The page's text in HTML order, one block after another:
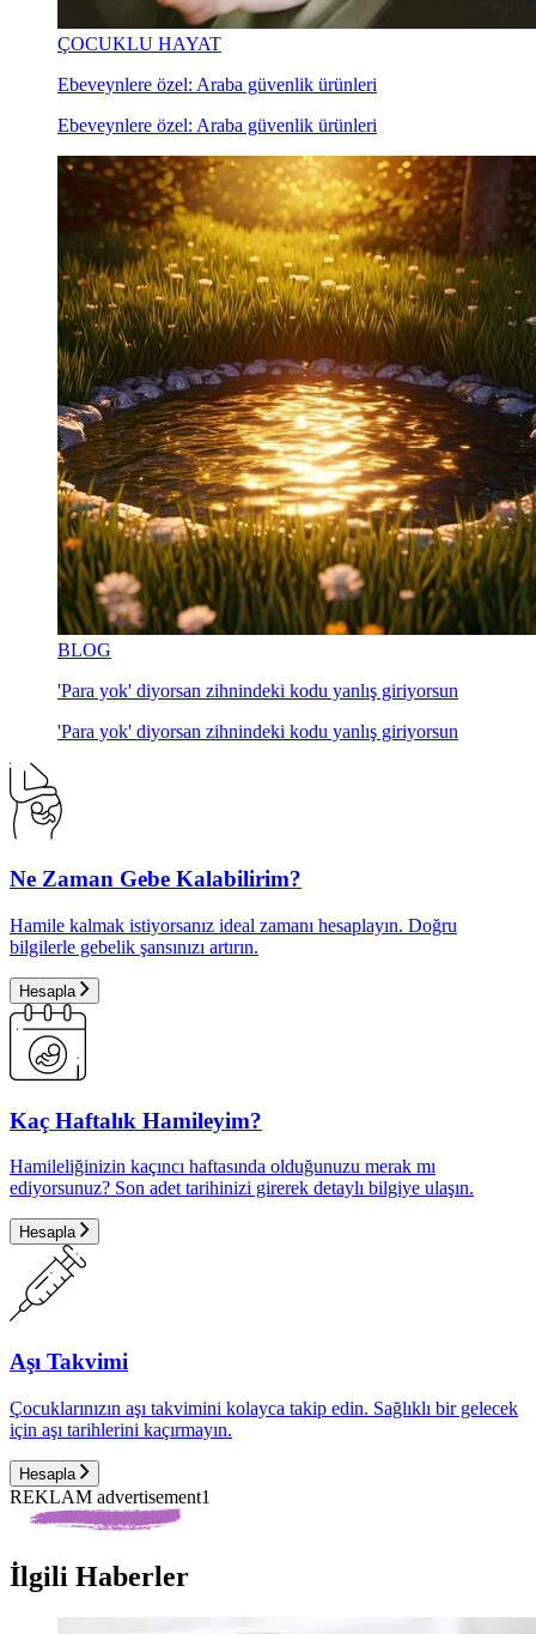
ÇOCUKLU HAYAT
Ebeveynlere özel: Araba güvenlik ürünleri
Ebeveynlere özel: Araba güvenlik ürünleri
BLOG
'Para yok' diyorsan zihnindeki kodu yanlış giriyorsun
'Para yok' diyorsan zihnindeki kodu yanlış giriyorsun
Ne Zaman Gebe Kalabilirim?
Hamile kalmak istiyorsanız ideal zamanı hesaplayın. Doğru
bilgilerle gebelik şansınızı artırın.
Hesapla
Kaç Haftalık Hamileyim?
Hamileliğinizin kaçıncı haftasında olduğunuzu merak mı
ediyorsunuz? Son adet tarihinizi girerek detaylı bilgiye ulaşın.
Hesapla
Aşı Takvimi
Çocuklarınızın aşı takvimini kolayca takip edin. Sağlıklı bir gelecek
için aşı tarihlerini kaçırmayın.
Hesapla
REKLAM advertisement1
İlgili Haberler